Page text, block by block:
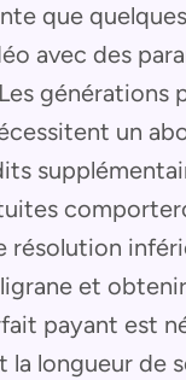
que
avec des
générations
un
résolution
et
payant est
la longueur de